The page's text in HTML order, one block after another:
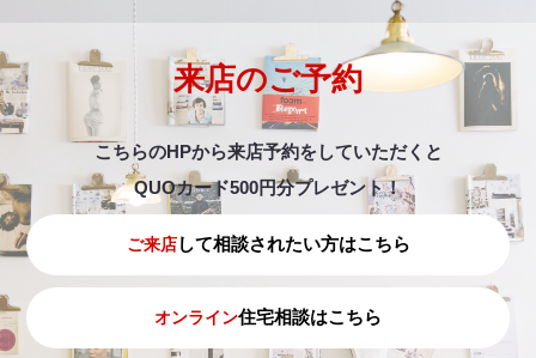
来店のご予約
こちらのHPから来店予約をしていただくと
QUOカード500円分プレゼント！
ご来店して相談されたい方はこちら
オンライン住宅相談はこちら